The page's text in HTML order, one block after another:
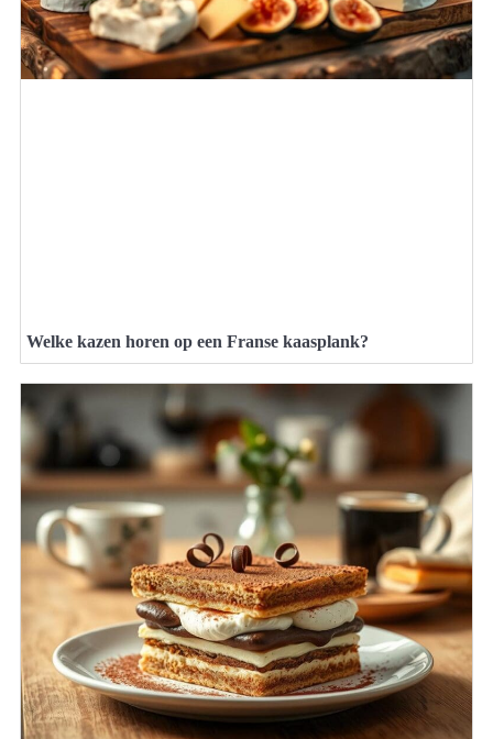
Welke kazen horen op een Franse kaasplank?